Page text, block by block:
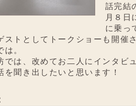
話完結
月８日
に乗っ
ストとしてトークショーも開催
。
は、改めてお二人にインタビ
を聞き出したいと思います！